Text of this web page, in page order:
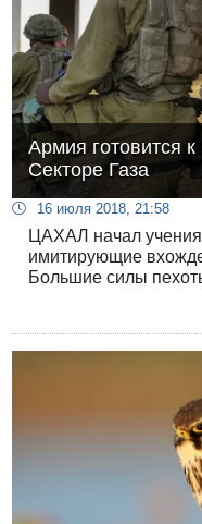
Армия готовится
Секторе Газа
16 июля 2018, 21:58
ЦАХАЛ начал
имитирующие
Большие силы